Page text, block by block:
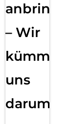
anbringen
– Wir
kümmern
uns
darum!